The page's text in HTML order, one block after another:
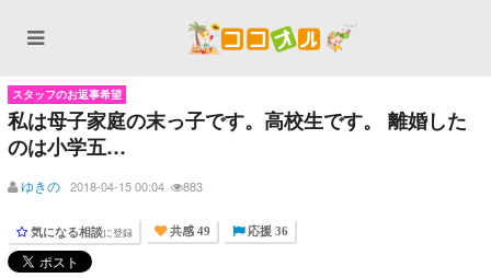
スタッフのお返事希望
私は母子家庭の末っ子です。高校生です。 離婚した
のは小学五…
ゆきの 2018-04-15 00:04 883
気になる相談に登録 共感 49 応援 36